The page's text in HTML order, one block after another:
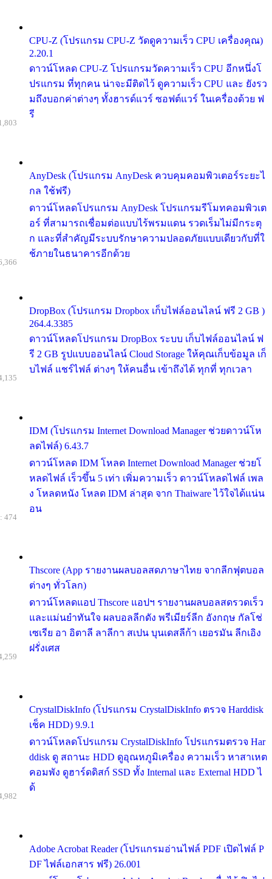
CPU-Z (โปรแกรม CPU-Z วัดดูความเร็ว CPU เครื่องคุณ)
2.20.1
ดาวน์โหลด CPU-Z โปรแกรมวัดความเร็ว CPU อีกหนึ่งโ
ปรแกรม ที่ทุกคน น่าจะมีติดไว้ ดูความเร็ว CPU และ ยังรว
มถึงบอกค่าต่างๆ ทั้งฮารด์แวร์ ซอฟต์แวร์ ในเครื่องด้วย ฟ
รี
AnyDesk (โปรแกรม AnyDesk ควบคุมคอมพิวเตอร์ระยะไ
กล ใช้ฟรี)
ดาวน์โหลดโปรแกรม AnyDesk โปรแกรมรีโมทคอมพิวเต
อร์ ที่สามารถเชื่อมต่อแบบไร้พรมแดน รวดเร็มไม่มีกระตุ
ก และที่สำคัญมีระบบรักษาความปลอดภัยแบบเดียวกับที่ใ
ช้ภายในธนาคารอีกด้วย
DropBox (โปรแกรม Dropbox เก็บไฟล์ออนไลน์ ฟรี 2 GB )
264.4.3385
ดาวน์โหลดโปรแกรม DropBox ระบบ เก็บไฟล์ออนไลน์ ฟ
รี 2 GB รูปแบบออนไลน์ Cloud Storage ให้คุณเก็บข้อมูล เก็
บไฟล์ แชร์ไฟล์ ต่างๆ ให้คนอื่น เข้าถึงได้ ทุกที่ ทุกเวลา
IDM (โปรแกรม Internet Download Manager ช่วยดาวน์โห
ลดไฟล์) 6.43.7
ดาวน์โหลด IDM โหลด Internet Download Manager ช่วยโ
หลดไฟล์ เร็วขึ้น 5 เท่า เพิ่มความเร็ว ดาวน์โหลดไฟล์ เพล
ง โหลดหนัง โหลด IDM ล่าสุด จาก Thaiware ไว้ใจได้แน่น
อน
Thscore (App รายงานผลบอลสดภาษาไทย จากลีกฟุตบอล
ต่างๆ ทั่วโลก)
ดาวน์โหลดแอป Thscore แอปฯ รายงานผลบอลสดรวดเร็ว
และแม่นยำทันใจ ผลบอลลีกดัง พรีเมียร์ลีก อังกฤษ กัลโช่
เซเรีย อา อิตาลี ลาลีกา สเปน บุนเดสลีก้า เยอรมัน ลีกเอิง
ฝรั่งเศส
474
CrystalDiskInfo (โปรแกรม CrystalDiskInfo ตรวจ Harddisk
เช็ค HDD) 9.9.1
ดาวน์โหลดโปรแกรม CrystalDiskInfo โปรแกรมตรวจ Har
ddisk ดู สถานะ HDD ดูอุณหภูมิเครื่อง ความเร็ว หาสาเหต
คอมพัง ดูฮาร์ดดิสก์ SSD ทั้ง Internal และ External HDD ไ
ด้
Adobe Acrobat Reader (โปรแกรมอ่านไฟล์ PDF เปิดไฟล์ P
DF ไฟล์เอกสาร ฟรี) 26.001